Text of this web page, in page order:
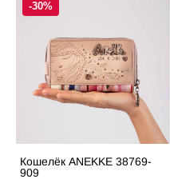
-30%
Кошелёк ANEKKE 38769-
909